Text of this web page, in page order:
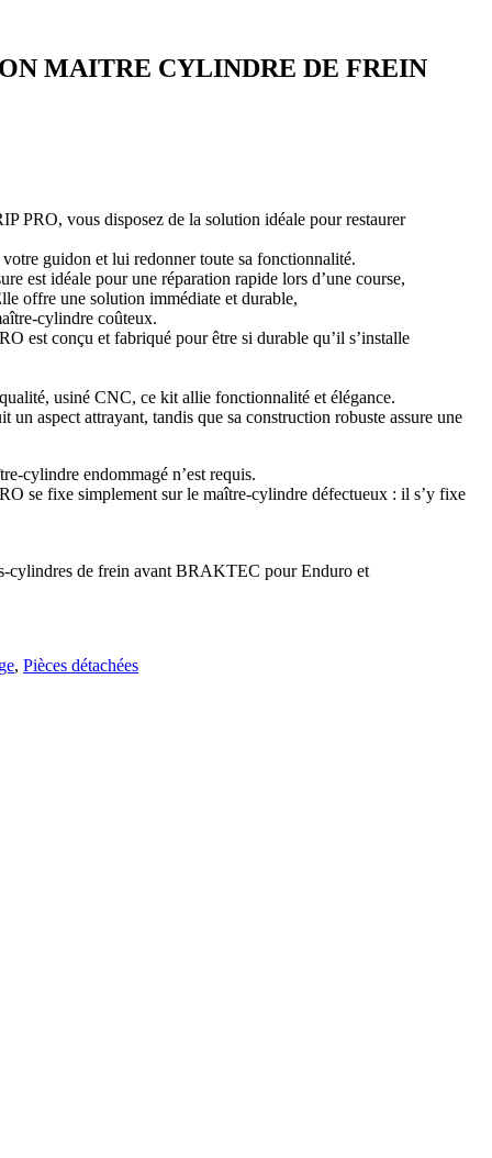
MAITRE CYLINDRE DE FREIN
PRO, vous disposez de la solution idéale pour restaurer
guidon et lui redonner toute sa fonctionnalité.
est idéale pour une réparation rapide lors d’une course,
offre une solution immédiate et durable,
cylindre coûteux.
est conçu et fabriqué pour être si durable qu’il s’installe
usiné CNC, ce kit allie fonctionnalité et élégance.
aspect attrayant, tandis que sa construction robuste assure une
cylindre endommagé n’est requis.
se fixe simplement sur le maître-cylindre défectueux : il s’y fixe
cylindres de frein avant BRAKTEC pour Enduro et
, Pièces détachées